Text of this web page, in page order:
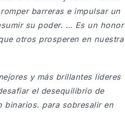
barreras e impulsar un
su poder. … Es un honor
otros prosperen en nuestra
y más brillantes líderes
el desequilibrio de
binarios. para sobresalir en